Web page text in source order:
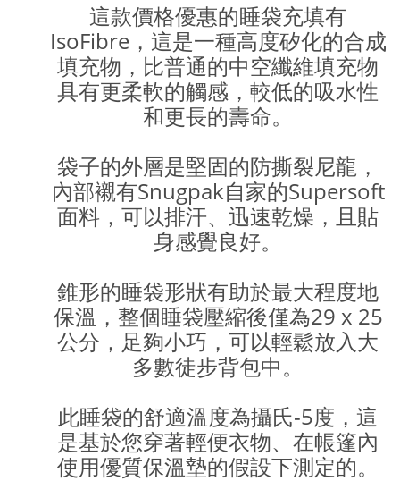
這款價格優惠的睡袋充填有
IsoFibre，這是一種高度矽化的合成
填充物，比普通的中空纖維填充物
具有更柔軟的觸感，較低的吸水性
和更長的壽命。
袋子的外層是堅固的防撕裂尼龍，
內部襯有Snugpak自家的Supersoft
面料，可以排汗、迅速乾燥，且貼
身感覺良好。
錐形的睡袋形狀有助於最大程度地
保溫，整個睡袋壓縮後僅為29 x 25
公分，足夠小巧，可以輕鬆放入大
多數徒步背包中。
此睡袋的舒適溫度為攝氏-5度，這
是基於您穿著輕便衣物、在帳篷內
使用優質保溫墊的假設下測定的。